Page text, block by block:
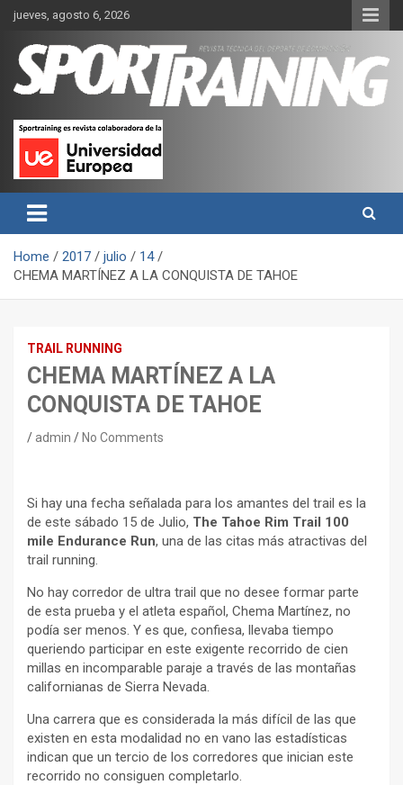
Skip
content
jueves, agosto 6, 2026
Revista técnica del deporte
Sport Training
rendimiento, nutrición y entrenamiento.
Home 2017 julio
14
CHEMA MARTÍNEZ A LA CONQUISTA DE TAHOE
TRAIL RUNNING
CHEMA MARTÍNEZ A LA
CONQUISTA DE TAHOE
admin No Comments
Si hay una fecha señalada para los amantes del trail es la
de este sábado 15 de Julio, The Tahoe Rim Trail 100
mile Endurance Run, una de las citas más atractivas del
trail running.
No hay corredor de ultra trail que no desee formar parte
de esta prueba y el atleta español, Chema Martínez, no
podía ser menos. Y es que, confiesa, llevaba tiempo
queriendo participar en este exigente recorrido de cien
millas en incomparable paraje a través de las montañas
californianas de Sierra Nevada.
Una carrera que es considerada la más difícil de las que
existen en esta modalidad no en vano las estadísticas
indican que un tercio de los corredores que inician este
recorrido no consiguen completarlo.